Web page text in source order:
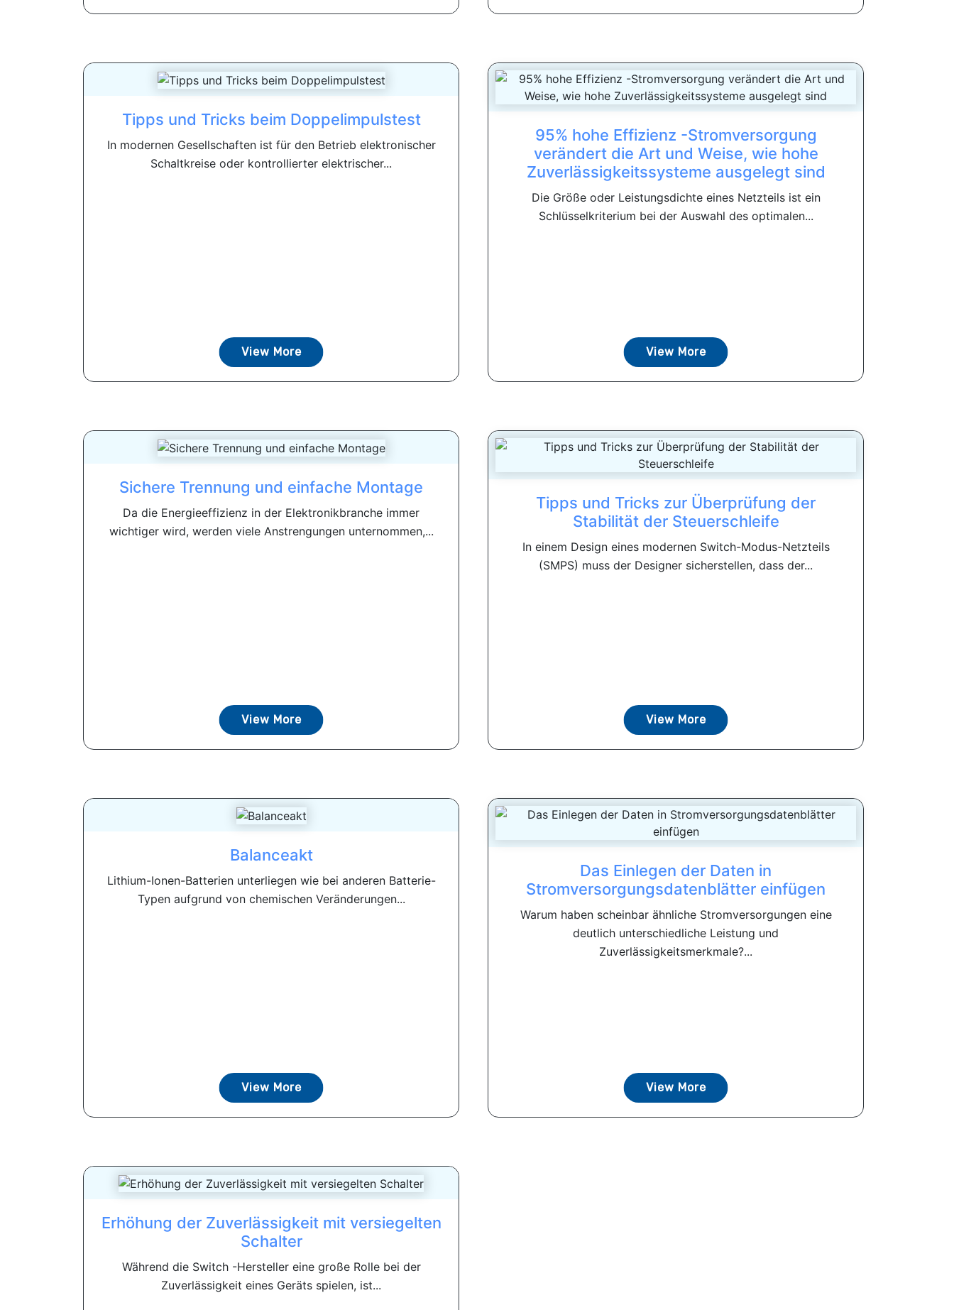
Tipps und Tricks beim Doppelimpulstest
In modernen Gesellschaften ist für den Betrieb elektronischer
Schaltkreise oder kontrollierter elektrischer...
View More
95% hohe Effizienz -Stromversorgung
verändert die Art und Weise, wie hohe
Zuverlässigkeitssysteme ausgelegt sind
Die Größe oder Leistungsdichte eines Netzteils ist ein
Schlüsselkriterium bei der Auswahl des optimalen...
View More
Sichere Trennung und einfache Montage
Da die Energieeffizienz in der Elektronikbranche immer
wichtiger wird, werden viele Anstrengungen unternommen,...
View More
Tipps und Tricks zur Überprüfung der
Stabilität der Steuerschleife
In einem Design eines modernen Switch-Modus-Netzteils
(SMPS) muss der Designer sicherstellen, dass der...
View More
Balanceakt
Lithium-Ionen-Batterien unterliegen wie bei anderen Batterie-
Typen aufgrund von chemischen Veränderungen...
View More
Das Einlegen der Daten in
Stromversorgungsdatenblätter einfügen
Warum haben scheinbar ähnliche Stromversorgungen eine
deutlich unterschiedliche Leistung und
Zuverlässigkeitsmerkmale?...
View More
Erhöhung der Zuverlässigkeit mit versiegelten
Schalter
Während die Switch -Hersteller eine große Rolle bei der
Zuverlässigkeit eines Geräts spielen, ist...